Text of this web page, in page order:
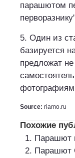
парашютом
5. Один из
базируется
предложат
Source: riamo.ru
Похожие
Парашют
Парашют